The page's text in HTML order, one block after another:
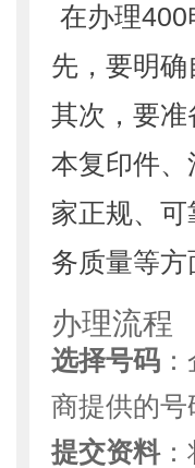
在办理
先，要明
其次，要
本复印件
家正规、
务质量等方
办理流程
选择号码
商提供的
提交资料：